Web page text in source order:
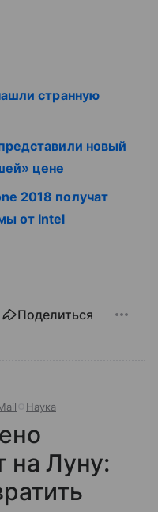
странную
новый
цене
2018 получат
от Intel
Поделиться
Наука
на Луну: